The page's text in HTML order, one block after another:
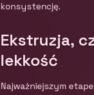
konsystencję.
Ekstruzja,
lekkość
Najważniejszym